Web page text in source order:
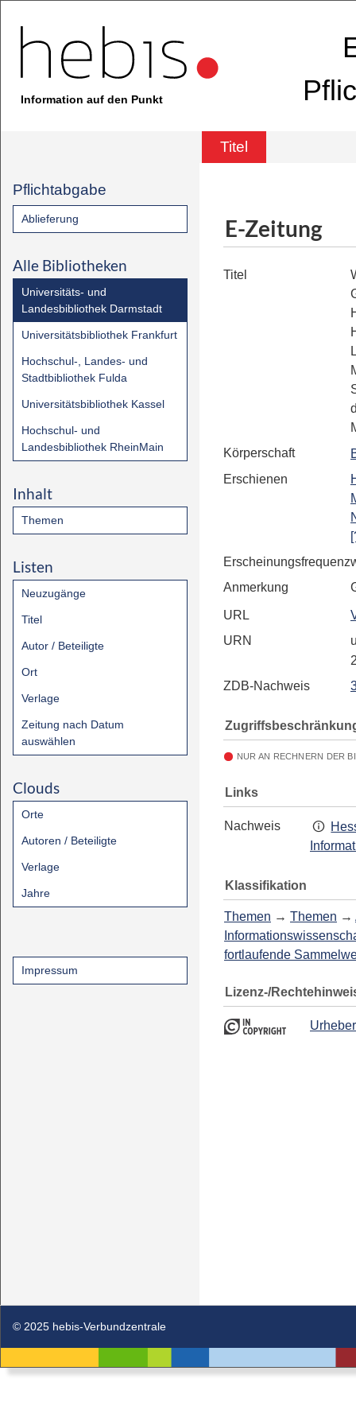
Information auf den Punkt
Titel
Pflichtabgabe
Ablieferung
Alle Bibliotheken
Universitäts- und
Landesbibliothek Darmstadt
Universitätsbibliothek Frankfurt
Hochschul-, Landes- und
Stadtbibliothek Fulda
Universitätsbibliothek Kassel
Hochschul- und
Landesbibliothek RheinMain
Inhalt
Themen
Listen
Neuzugänge
Titel
Autor / Beteiligte
Ort
Verlage
Zeitung nach Datum
auswählen
Clouds
Orte
Autoren / Beteiligte
Verlage
Jahre
Impressum
E-Zeitung
Titel
Körperschaft
Erschienen
Erscheinungsfrequenz
Anmerkung
URL
URN
ZDB-Nachweis
NUR AN RECHNERN DER
Links
Nachweis
Klassifikation
Themen → Themen →
fortlaufende
Lizenz-/
© 2025 hebis-Verbundzentrale